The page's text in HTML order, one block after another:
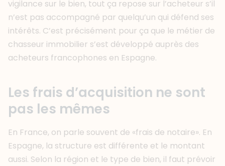
vigilance sur le bien, tout ça repose sur l’acheteur s’il
n’est pas accompagné par quelqu’un qui défend ses
intérêts. C’est précisément pour ça que le métier de
chasseur immobilier s’est développé auprès des
acheteurs francophones en Espagne.
Les frais d’acquisition ne sont
pas les mêmes
En France, on parle souvent de «frais de notaire». En
Espagne, la structure est différente et le montant
aussi. Selon la région et le type de bien, il faut prévoir